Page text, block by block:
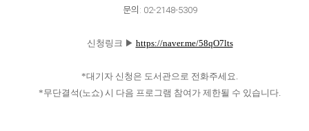
문의: 02-2148-5309
신청링크 ▶ https://naver.me/58qO7lts
*대기자 신청은 도서관으로 전화주세요.
*무단결석(노쇼) 시 다음 프로그램 참여가 제한될 수 있습니다.